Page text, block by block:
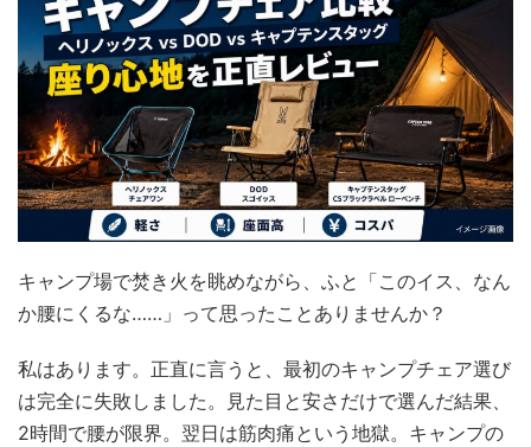
キャンプ場で焚き火を眺めながら、ふと「このイス、なん
か腰にくるな……」って思ったことありませんか？
私はあります。正直に言うと、最初のキャンプチェア選び
は完全に失敗しました。見た目と安さだけで選んだ結果、
2時間で腰が限界。翌日は筋肉痛という地獄。キャンプの